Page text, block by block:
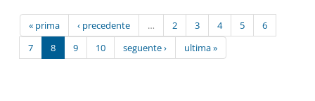
« prima ‹ precedente … 2 3 4 5
6
7
8 9 10 seguente › ultima »